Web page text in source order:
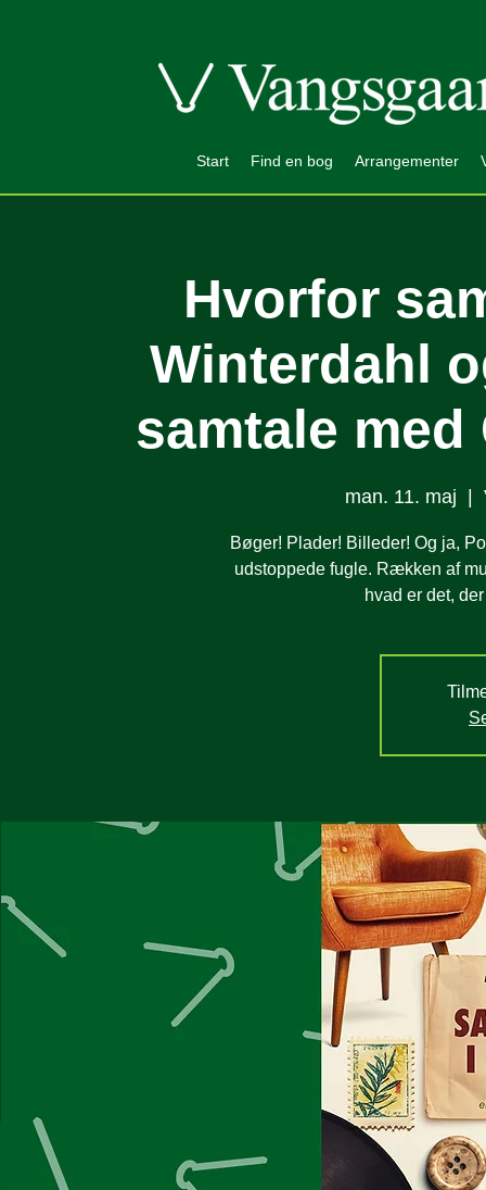
Start Find en bog Arrangementer
Hvorfor
Winterdahl
samtale
man. 11. maj
Bøger! Plader! Billeder! Og ja,
udstoppede fugle. Rækken af
hvad er det,